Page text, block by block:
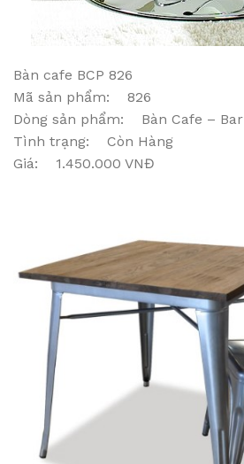
Bàn cafe BCP 826
Mã sản phẩm: 826
Dòng sản phẩm: Bàn Cafe – Bar
Tình trạng: Còn Hàng
Giá: 1.450.000 VNĐ